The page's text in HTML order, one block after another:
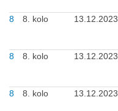
8
8. kolo 13.12.2023
8
8. kolo 13.12.2023
8
8. kolo 13.12.2023